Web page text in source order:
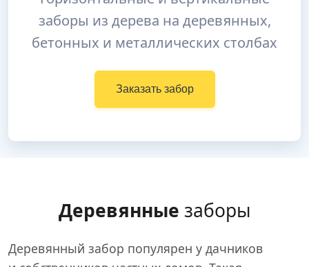
заборы из дерева на деревянных,
бетонных и металлических столбах
Заказать забор
Деревянные заборы
Деревянный забор популярен у дачников